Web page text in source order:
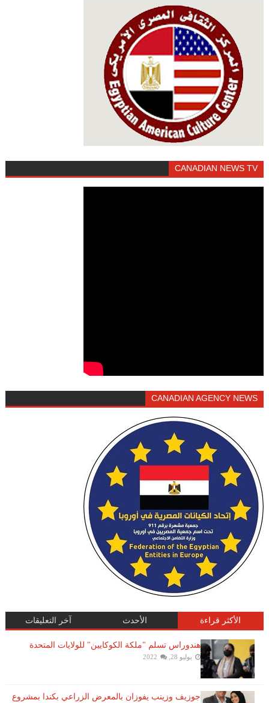
CANADIAN NEWS TV
CANADIAN AGENCY NEWS
الأكثر قراءة الأحدث آخر التعليقات
هندوراس تسلم "ملكة الكوكايين" للولايات المتحدة
يوليو 28, 2022
جوزيف وزينب يفوزان بالمعرض الزراعي بكندا بمشروع